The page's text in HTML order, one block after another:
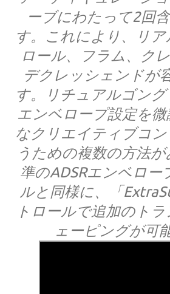
ーブにわたって2回
す。これにより、リ
ロール、フラム、ク
デクレッシェンドが
す。リチュアルゴング
エンベロープ設定を
なクリエイティブコ
うための複数の方法
準のADSRエンベロー
ルと同様に、「
トロールで追加のト
ェーピングが可